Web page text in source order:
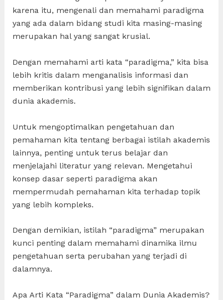
karena itu, mengenali dan memahami paradigma
yang ada dalam bidang studi kita masing-masing
merupakan hal yang sangat krusial.
Dengan memahami arti kata “paradigma,” kita bisa
lebih kritis dalam menganalisis informasi dan
memberikan kontribusi yang lebih signifikan dalam
dunia akademis.
Untuk mengoptimalkan pengetahuan dan
pemahaman kita tentang berbagai istilah akademis
lainnya, penting untuk terus belajar dan
menjelajahi literatur yang relevan. Mengetahui
konsep dasar seperti paradigma akan
mempermudah pemahaman kita terhadap topik
yang lebih kompleks.
Dengan demikian, istilah “paradigma” merupakan
kunci penting dalam memahami dinamika ilmu
pengetahuan serta perubahan yang terjadi di
dalamnya.
Apa Arti Kata “Paradigma” dalam Dunia Akademis?